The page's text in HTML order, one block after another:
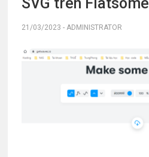
21/03/2023 - ADMINISTRATOR